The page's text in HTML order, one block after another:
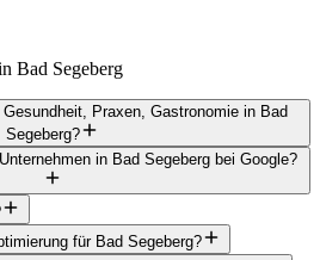
Bad Segeberg
Praxen, Gastronomie in Bad
Segeberg?
in Bad Segeberg bei Google?
für Bad Segeberg?